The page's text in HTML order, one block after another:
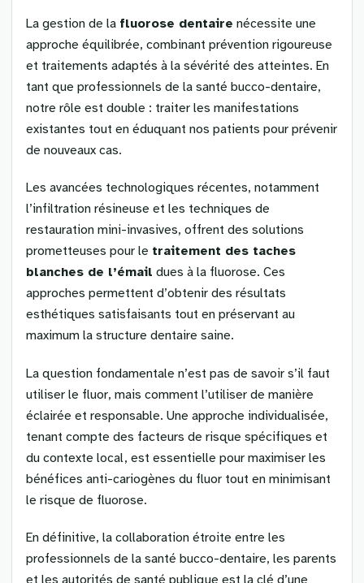
La gestion de la fluorose dentaire nécessite une
approche équilibrée, combinant prévention rigoureuse
et traitements adaptés à la sévérité des atteintes. En
tant que professionnels de la santé bucco-dentaire,
notre rôle est double : traiter les manifestations
existantes tout en éduquant nos patients pour prévenir
de nouveaux cas.
Les avancées technologiques récentes, notamment
l’infiltration résineuse et les techniques de
restauration mini-invasives, offrent des solutions
prometteuses pour le traitement des taches
blanches de l’émail dues à la fluorose. Ces
approches permettent d’obtenir des résultats
esthétiques satisfaisants tout en préservant au
maximum la structure dentaire saine.
La question fondamentale n’est pas de savoir s’il faut
utiliser le fluor, mais comment l’utiliser de manière
éclairée et responsable. Une approche individualisée,
tenant compte des facteurs de risque spécifiques et
du contexte local, est essentielle pour maximiser les
bénéfices anti-cariogènes du fluor tout en minimisant
le risque de fluorose.
En définitive, la collaboration étroite entre les
professionnels de la santé bucco-dentaire, les parents